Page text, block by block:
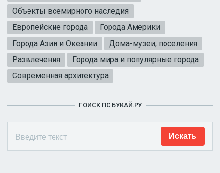
Объекты всемирного наследия
Европейские города
Города Америки
Города Азии и Океании
Дома-музеи, поселения
Развлечения
Города мира и популярные города
Современная архитектура
ПОИСК ПО БУКАЙ.РУ